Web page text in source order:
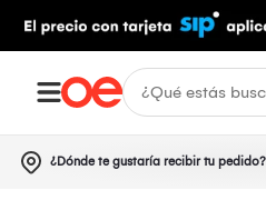
¿Dónde te gustaría recibir tu pedido?